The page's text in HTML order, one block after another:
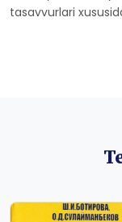
tasavvurlari